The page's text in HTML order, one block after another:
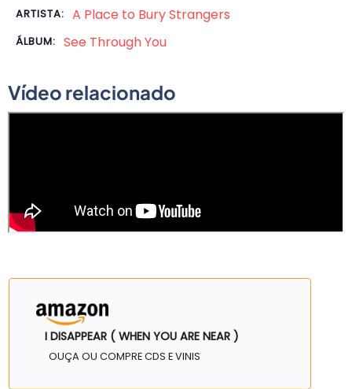
ARTISTA: A Place to Bury Strangers
ÁLBUM: See Through You
Vídeo relacionado
I DISAPPEAR ( WHEN YOU ARE NEAR )
OUÇA OU COMPRE CDS E VINIS